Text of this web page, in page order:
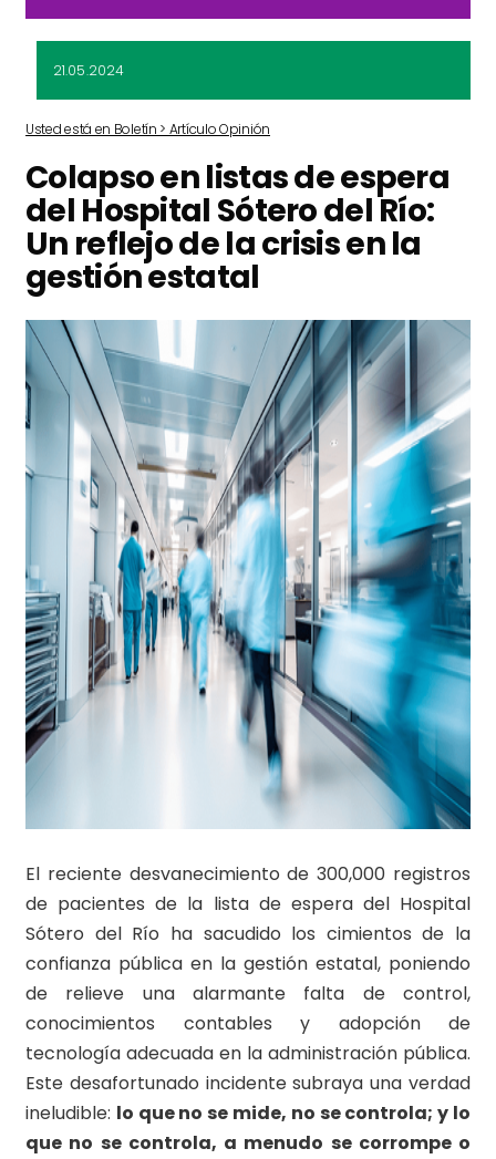
21.05.2024
Usted está en Boletín > Artículo Opinión
Colapso en listas de espera
del Hospital Sótero del Río:
Un reflejo de la crisis en la
gestión estatal
El reciente desvanecimiento de 300,000 registros
de pacientes de la lista de espera del Hospital
Sótero del Río ha sacudido los cimientos de la
confianza pública en la gestión estatal, poniendo
de relieve una alarmante falta de control,
conocimientos contables y adopción de
tecnología adecuada en la administración pública.
Este desafortunado incidente subraya una verdad
ineludible: lo que no se mide, no se controla; y lo
que no se controla, a menudo se corrompe o